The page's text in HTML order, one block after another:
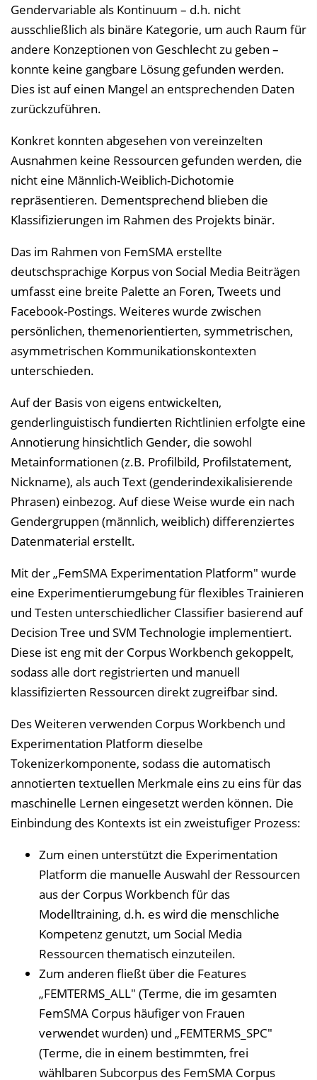
Gendervariable als Kontinuum – d.h. nicht
ausschließlich als binäre Kategorie, um auch Raum für
andere Konzeptionen von Geschlecht zu geben –
konnte keine gangbare Lösung gefunden werden.
Dies ist auf einen Mangel an entsprechenden Daten
zurückzuführen.
Konkret konnten abgesehen von vereinzelten
Ausnahmen keine Ressourcen gefunden werden, die
nicht eine Männlich-Weiblich-Dichotomie
repräsentieren. Dementsprechend blieben die
Klassifizierungen im Rahmen des Projekts binär.
Das im Rahmen von FemSMA erstellte
deutschsprachige Korpus von Social Media Beiträgen
umfasst eine breite Palette an Foren, Tweets und
Facebook-Postings. Weiteres wurde zwischen
persönlichen, themenorientierten, symmetrischen,
asymmetrischen Kommunikationskontexten
unterschieden.
Auf der Basis von eigens entwickelten,
genderlinguistisch fundierten Richtlinien erfolgte eine
Annotierung hinsichtlich Gender, die sowohl
Metainformationen (z.B. Profilbild, Profilstatement,
Nickname), als auch Text (genderindexikalisierende
Phrasen) einbezog. Auf diese Weise wurde ein nach
Gendergruppen (männlich, weiblich) differenziertes
Datenmaterial erstellt.
Mit der „FemSMA Experimentation Platform" wurde
eine Experimentierumgebung für flexibles Trainieren
und Testen unterschiedlicher Classifier basierend auf
Decision Tree und SVM Technologie implementiert.
Diese ist eng mit der Corpus Workbench gekoppelt,
sodass alle dort registrierten und manuell
klassifizierten Ressourcen direkt zugreifbar sind.
Des Weiteren verwenden Corpus Workbench und
Experimentation Platform dieselbe
Tokenizerkomponente, sodass die automatisch
annotierten textuellen Merkmale eins zu eins für das
maschinelle Lernen eingesetzt werden können. Die
Einbindung des Kontexts ist ein zweistufiger Prozess:
Zum einen unterstützt die Experimentation
Platform die manuelle Auswahl der Ressourcen
aus der Corpus Workbench für das
Modelltraining, d.h. es wird die menschliche
Kompetenz genutzt, um Social Media
Ressourcen thematisch einzuteilen.
Zum anderen fließt über die Features
„FEMTERMS_ALL" (Terme, die im gesamten
FemSMA Corpus häufiger von Frauen
verwendet wurden) und „FEMTERMS_SPC"
(Terme, die in einem bestimmten, frei
wählbaren Subcorpus des FemSMA Corpus